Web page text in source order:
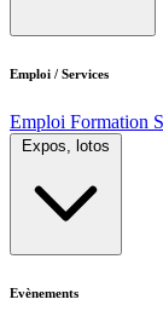
Emploi / Services
Emploi Formation
Expos, lotos
Evènements